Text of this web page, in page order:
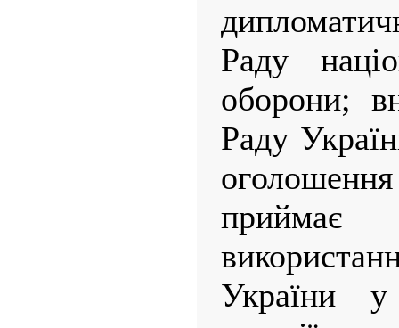
Раду
оборони;
Раду
України у